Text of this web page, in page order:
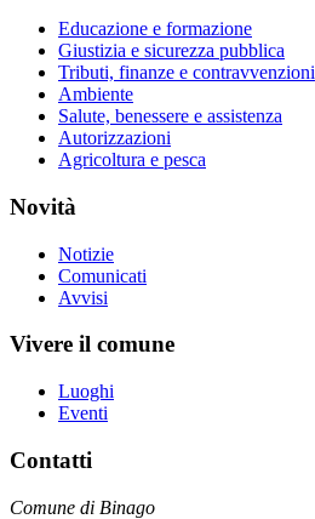
Educazione e formazione
Giustizia e sicurezza pubblica
Tributi, finanze e contravvenzioni
Ambiente
Salute, benessere e assistenza
Autorizzazioni
Agricoltura e pesca
Novità
Notizie
Comunicati
Avvisi
Vivere il comune
Luoghi
Eventi
Contatti
Comune di Binago